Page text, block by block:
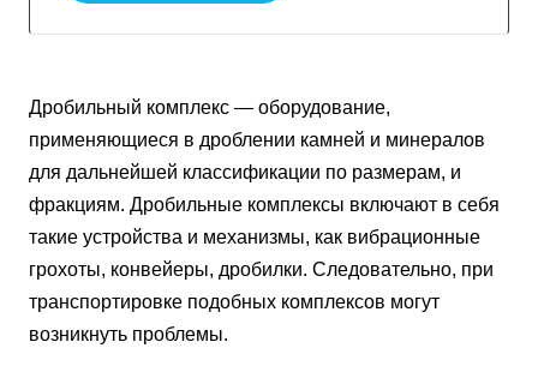
Дробильный комплекс — оборудование,
применяющиеся в дроблении камней и минералов
для дальнейшей классификации по размерам, и
фракциям. Дробильные комплексы включают в себя
такие устройства и механизмы, как вибрационные
грохоты, конвейеры, дробилки. Следовательно, при
транспортировке подобных комплексов могут
возникнуть проблемы.